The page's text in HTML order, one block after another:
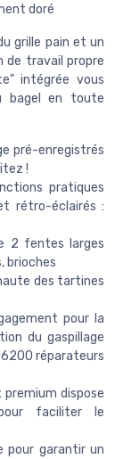
doré
grille pain et un
de travail propre
intégrée vous
bagel en toute
pré-enregistrés
!
pratiques
rétro-éclairés :
2 fentes larges
brioches
des tartines
pour la
du gaspillage
6200 réparateurs
premium dispose
faciliter le
pour garantir un